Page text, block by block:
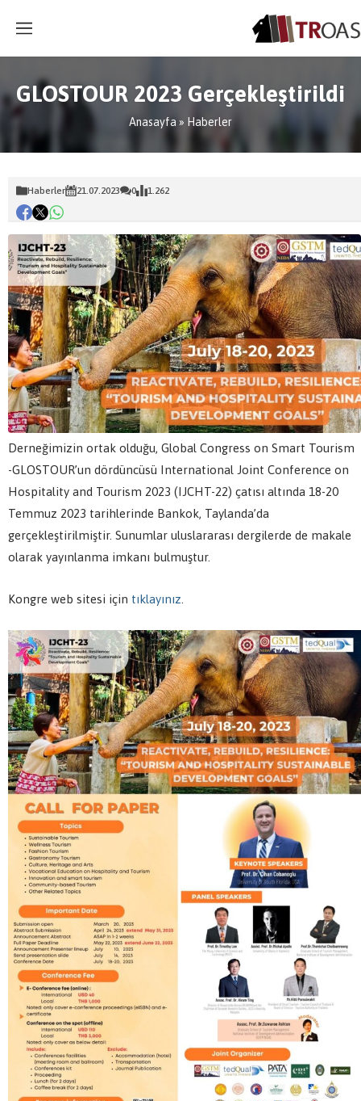
GLOSTOUR 2023 Gerçekleştirildi
Anasayfa » Haberler
Haberler 21.07.2023 0 1.262
Derneğimizin ortak olduğu, Global Congress on Smart Tourism
-GLOSTOUR’un dördüncüsü International Joint Conference on
Hospitality and Tourism 2023 (IJCHT-22) çatısı altında 18-20
Temmuz 2023 tarihlerinde Bankok, Taylanda’da
gerçekleştirilmiştir. Sunumlar uluslararası dergilerde de makale
olarak yayınlanma imkanı bulmuştur.
Kongre web sitesi için tıklayınız